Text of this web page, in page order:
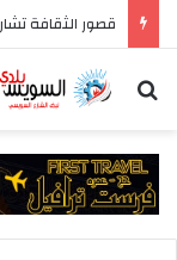
بحث عن